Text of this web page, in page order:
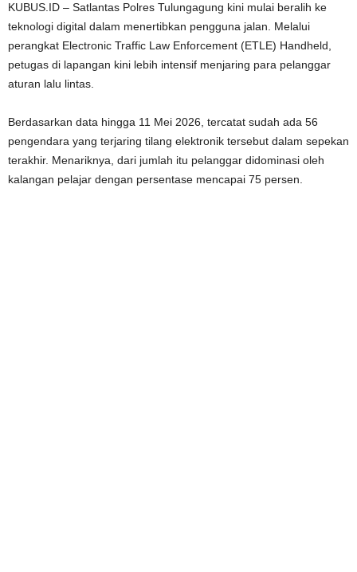
KUBUS.ID – Satlantas Polres Tulungagung kini mulai beralih ke
teknologi digital dalam menertibkan pengguna jalan. Melalui
perangkat Electronic Traffic Law Enforcement (ETLE) Handheld,
petugas di lapangan kini lebih intensif menjaring para pelanggar
aturan lalu lintas.
Berdasarkan data hingga 11 Mei 2026, tercatat sudah ada 56
pengendara yang terjaring tilang elektronik tersebut dalam sepekan
terakhir. Menariknya, dari jumlah itu pelanggar didominasi oleh
kalangan pelajar dengan persentase mencapai 75 persen.